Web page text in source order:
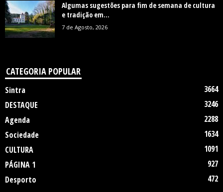
Algumas sugestões para fim de semana de cultura
e tradição em...
7 de Agosto, 2026
CATEGORIA POPULAR
Sintra
3664
DESTAQUE
3246
Agenda
2288
Sociedade
1634
CULTURA
1091
PÁGINA 1
927
Desporto
472